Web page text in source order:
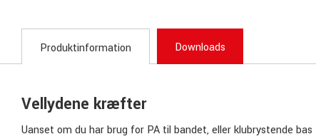
Produktinformation Downloads
Vellydene kræfter
Uanset om du har brug for PA til bandet, eller klubrystende